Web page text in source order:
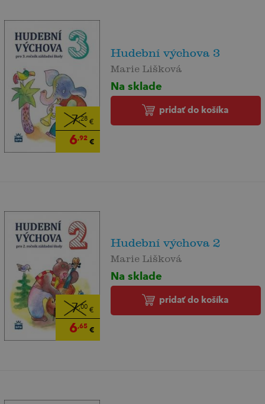
7,28€
6,92€
Hudební výchova 3
Marie Lišková
Na sklade
pridať do košíka
7,00€
6,65€
Hudební výchova 2
Marie Lišková
Na sklade
pridať do košíka